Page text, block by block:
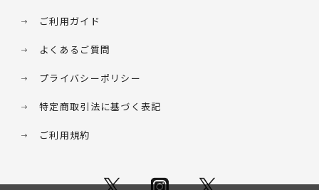
ご利用ガイド
よくあるご質問
プライバシーポリシー
特定商取引法に基づく表記
ご利用規約